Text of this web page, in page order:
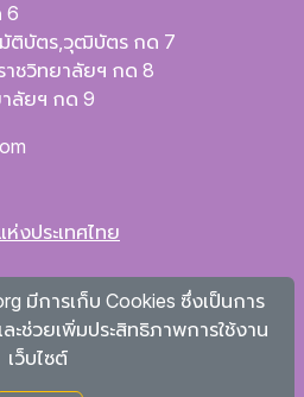
6
ติบัตร,วุฒิบัตร กด 7
ชวิทยาลัยฯ กด 8
าลัยฯ กด 9
งประเทศไทย
Surgeons of Thailand
มีการเก็บ Cookies ซึ่งเป็นการ
ช่วยเพิ่มประสิทธิภาพการใช้งาน
เว็บไซต์